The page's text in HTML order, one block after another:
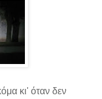
κι' όταν δεν